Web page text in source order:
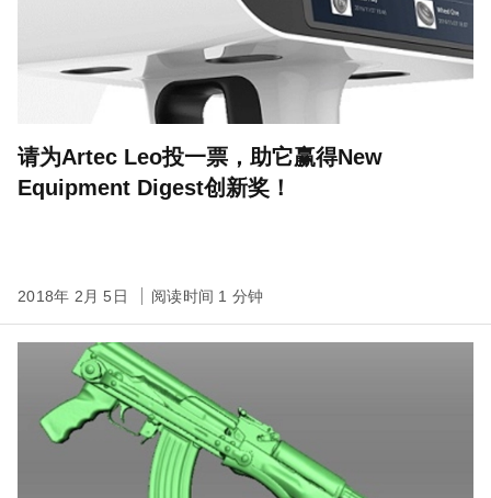
请为Artec Leo投一票，助它赢得New
Equipment Digest创新奖！
2018年 2月 5日 阅读时间 1 分钟